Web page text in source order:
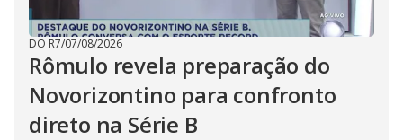
DO R7/07/08/2026
Rômulo revela preparação do
Novorizontino para confronto
direto na Série B